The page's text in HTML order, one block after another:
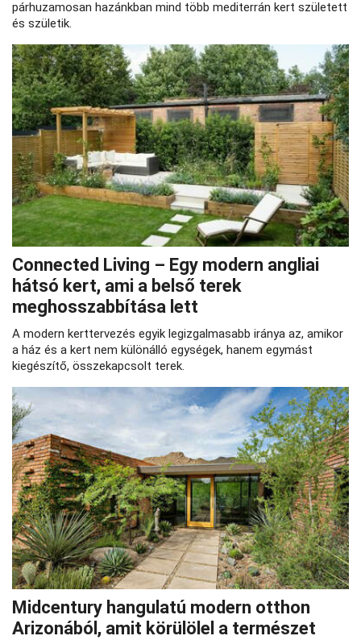
párhuzamosan hazánkban mind több mediterrán kert született
és születik.
Connected Living – Egy modern angliai
hátsó kert, ami a belső terek
meghosszabbítása lett
A modern kerttervezés egyik legizgalmasabb iránya az, amikor
a ház és a kert nem különálló egységek, hanem egymást
kiegészítő, összekapcsolt terek.
Midcentury hangulatú modern otthon
Arizonából, amit körülölel a természet